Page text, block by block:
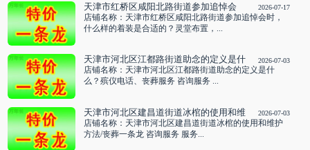
天津市红桥区咸阳北路街道参加追悼会
时，什么样的着装是合适的？灵堂布置，
设灵棚 咨询服务
2026-07-17
店铺名称：天津市红桥区咸阳北路街道参加追悼会时，
什么样的着装是合适的？灵堂布置，...
天津市河北区江都路街道助念的定义是什
么？殡仪电话、丧葬服务 咨询服务
2026-07-03
店铺名称：天津市河北区江都路街道助念的定义是什
么？殡仪电话、丧葬服务 咨询服务 ...
天津市河北区建昌道街道冰棺的使用和维
护方法/丧葬一条龙 咨询服务
2026-07-03
店铺名称：天津市河北区建昌道街道冰棺的使用和维护
方法/丧葬一条龙 咨询服务 服务...